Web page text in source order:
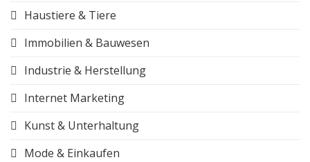
Haustiere & Tiere
Immobilien & Bauwesen
Industrie & Herstellung
Internet Marketing
Kunst & Unterhaltung
Mode & Einkaufen